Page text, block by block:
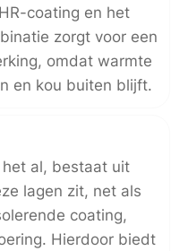
coating en het
zorgt voor een
omdat warmte
en kou buiten blijft.
al, bestaat uit
lagen zit, net als
coating,
Hierdoor biedt